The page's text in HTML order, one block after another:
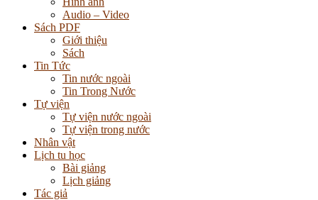
Audio – Video
Sách PDF
Giới thiệu
Sách
Tin Tức
Tin nước ngoài
Tin Trong Nước
Tự viện
Tự viện nước ngoài
Tự viện trong nước
Nhân vật
Lịch tu học
Bài giảng
Lịch giảng
Tác giả